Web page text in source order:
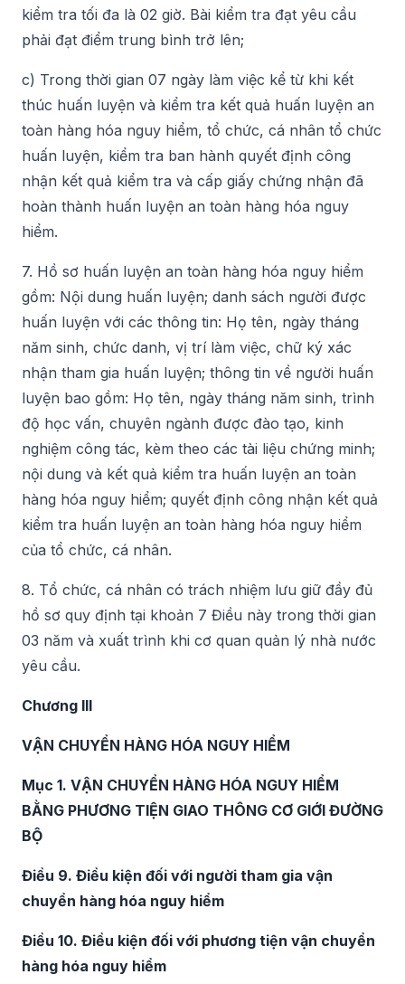
kiểm tra tối đa là 02 giờ. Bài kiểm tra đạt yêu cầu
phải đạt điểm trung bình trở lên;
c) Trong thời gian 07 ngày làm việc kể từ khi kết
thúc huấn luyện và kiểm tra kết quả huấn luyện an
toàn hàng hóa nguy hiểm, tổ chức, cá nhân tổ chức
huấn luyện, kiểm tra ban hành quyết định công
nhận kết quả kiểm tra và cấp giấy chứng nhận đã
hoàn thành huấn luyện an toàn hàng hóa nguy
hiểm.
7. Hồ sơ huấn luyện an toàn hàng hóa nguy hiểm
gồm: Nội dung huấn luyện; danh sách người được
huấn luyện với các thông tin: Họ tên, ngày tháng
năm sinh, chức danh, vị trí làm việc, chữ ký xác
nhận tham gia huấn luyện; thông tin về người huấn
luyện bao gồm: Họ tên, ngày tháng năm sinh, trình
độ học vấn, chuyên ngành được đào tạo, kinh
nghiệm công tác, kèm theo các tài liệu chứng minh;
nội dung và kết quả kiểm tra huấn luyện an toàn
hàng hóa nguy hiểm; quyết định công nhận kết quả
kiểm tra huấn luyện an toàn hàng hóa nguy hiểm
của tổ chức, cá nhân.
8. Tổ chức, cá nhân có trách nhiệm lưu giữ đầy đủ
hồ sơ quy định tại khoản 7 Điều này trong thời gian
03 năm và xuất trình khi cơ quan quản lý nhà nước
yêu cầu.
Chương III
VẬN CHUYỂN HÀNG HÓA NGUY HIỂM
Mục 1. VẬN CHUYỂN HÀNG HÓA NGUY HIỂM
BẰNG PHƯƠNG TIỆN GIAO THÔNG CƠ GIỚI ĐƯỜNG
BỘ
Điều 9. Điều kiện đối với người tham gia vận
chuyển hàng hóa nguy hiểm
Điều 10. Điều kiện đối với phương tiện vận chuyển
hàng hóa nguy hiểm